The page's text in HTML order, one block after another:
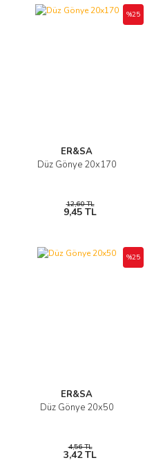
ER&SA
Düz Gönye 20x170
%25
12,60 TL
9,45 TL
ER&SA
Düz Gönye 20x50
%25
4,56 TL
3,42 TL